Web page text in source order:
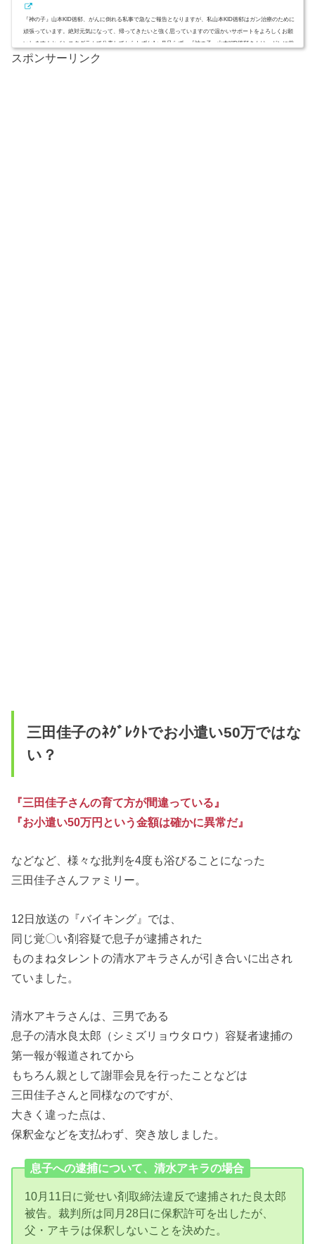
『神の子』山本KID徳郁、がんに倒れる私事で急なご報告となりますが、私山本KID徳郁はガン治療のために
頑張っています。絶対元気になって、帰ってきたいと強く思っていますので温かいサポートをよろしくお願
いします！とインスタグラムで公表してからわずか1ヶ月足らず。『神の子』山本KID徳郁さんは、ガンに前
に力尽きました。享年41歳。あまりにも早すぎる死に絶句するしかありません。食事は・添加物を一切取ら
スポンサーリンク
三田佳子のﾈｸﾞﾚｸﾄでお小遣い50万ではな
い？
『三田佳子さんの育て方が間違っている』
『お小遣い50万円という金額は確かに異常だ』
などなど、様々な批判を4度も浴びることになった
三田佳子さんファミリー。
12日放送の『バイキング』では、
同じ覚〇い剤容疑で息子が逮捕された
ものまねタレントの清水アキラさんが引き合いに出され
ていました。
清水アキラさんは、三男である
息子の清水良太郎（シミズリョウタロウ）容疑者逮捕の
第一報が報道されてから
もちろん親として謝罪会見を行ったことなどは
三田佳子さんと同様なのですが、
大きく違った点は、
保釈金などを支払わず、突き放しました。
息子への逮捕について、清水アキラの場合
10月11日に覚せい剤取締法違反で逮捕された良太郎
被告。裁判所は同月28日に保釈許可を出したが、
父・アキラは保釈しないことを決めた。